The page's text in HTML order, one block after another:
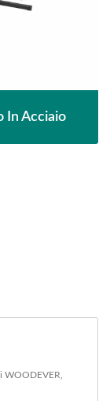
In Acciaio
WOODEVER,